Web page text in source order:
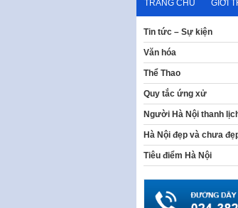
TRANG CHỦ GIỚI
Tin tức – Sự kiện
Văn hóa
Thể Thao
Quy tắc ứng xử
Người Hà Nội thanh
Hà Nội đẹp và chưa
Tiêu điểm Hà Nội